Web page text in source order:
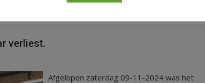
verliest.
Afgelopen zaterdag 09-11-2024 was het